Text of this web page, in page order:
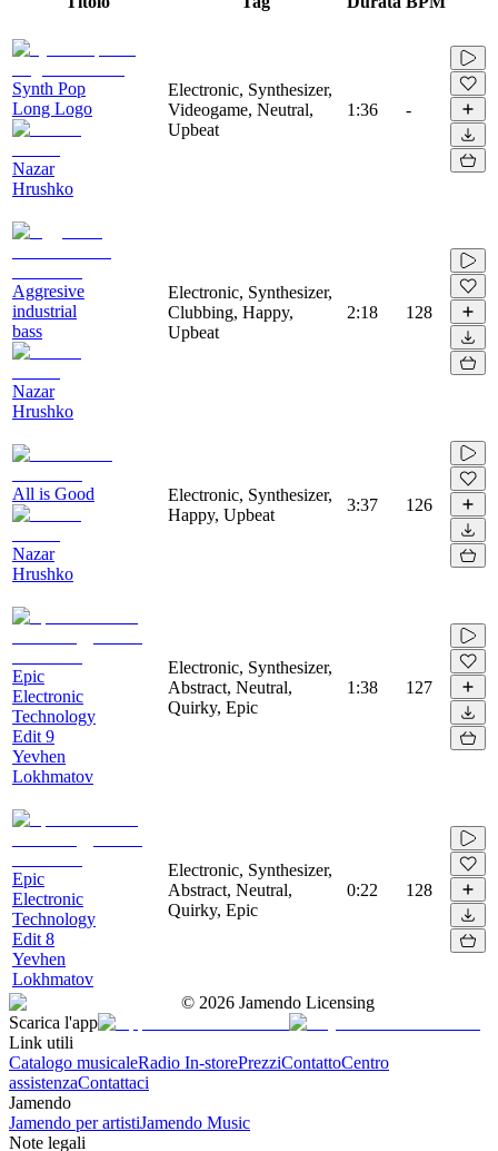
Synth Pop
Long Logo
Nazar
Hrushko
Electronic, Synthesizer,
Videogame, Neutral,
Upbeat
1:36 -
Aggresive
industrial
bass
Nazar
Hrushko
Electronic, Synthesizer,
Clubbing, Happy,
Upbeat
2:18 128
All is Good
Nazar
Hrushko
Electronic, Synthesizer,
Happy, Upbeat
3:37 126
Epic
Electronic
Technology
Edit 9
Yevhen
Lokhmatov
Electronic, Synthesizer,
Abstract, Neutral,
Quirky, Epic
1:38 127
Epic
Electronic
Technology
Edit 8
Yevhen
Lokhmatov
Electronic, Synthesizer,
Abstract, Neutral,
Quirky, Epic
0:22 128
© 2026 Jamendo Licensing
Scarica l'app
Link utili
Catalogo musicaleRadio In-storePrezziContattoCentro
assistenzaContattaci
Jamendo
Jamendo per artistiJamendo Music
Note legali